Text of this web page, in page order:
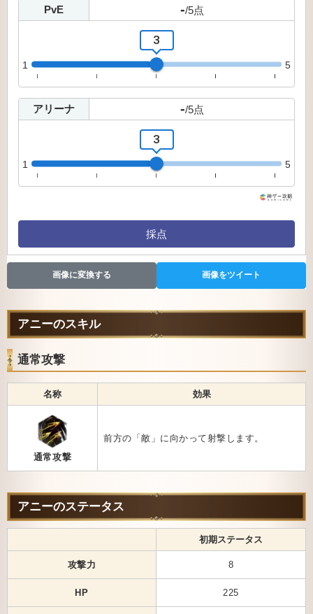
PvE -/5点
1
3
5
アリーナ -/5点
1
3
5
採点
画像に変換する 画像をツイート
アニーのスキル
通常攻撃
名称 効果
通常攻撃
前方の「敵」に向かって射撃します。
アニーのステータス
初期ステータス
攻撃力 8
HP 225